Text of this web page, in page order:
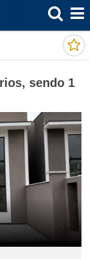
sendo 1